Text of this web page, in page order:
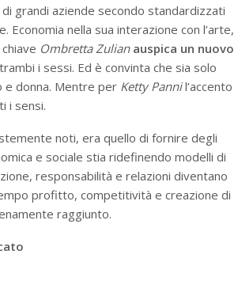
grandi aziende secondo standardizzati
nella sua interazione con l’arte,
Ombretta Zulian auspica un nuovo
i sessi. Ed è convinta che sia solo
e donna. Mentre per Ketty Pannil’accento
i sensi.
noti, era quello di fornire degli
e sociale stia ridefinendo modelli di
responsabilità e relazioni diventano
profitto, competitività e creazione di
raggiunto.